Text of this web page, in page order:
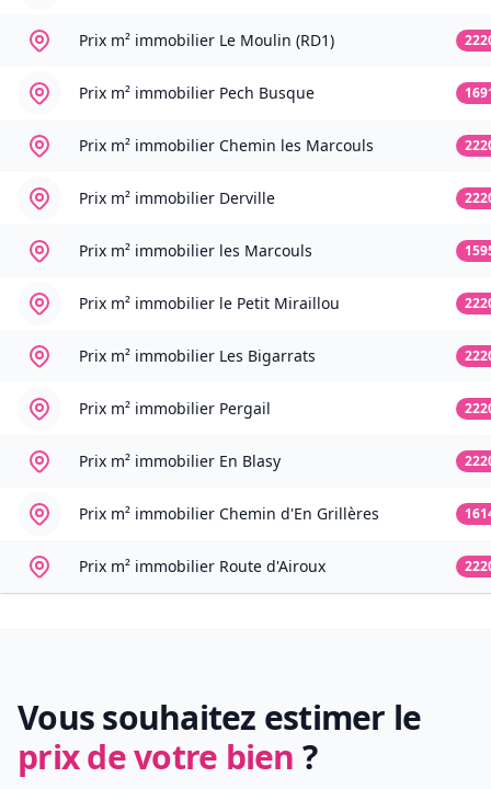
Prix m² immobilier Le Moulin (RD1)
Prix m² immobilier Pech Busque
Prix m² immobilier Chemin les Marcouls
Prix m² immobilier Derville
Prix m² immobilier les Marcouls
Prix m² immobilier le Petit Miraillou
Prix m² immobilier Les Bigarrats
Prix m² immobilier Pergail
Prix m² immobilier En Blasy
Prix m² immobilier Chemin d'En Grillères
Prix m² immobilier Route d'Airoux
Vous souhaitez estimer le
prix de votre bien ?